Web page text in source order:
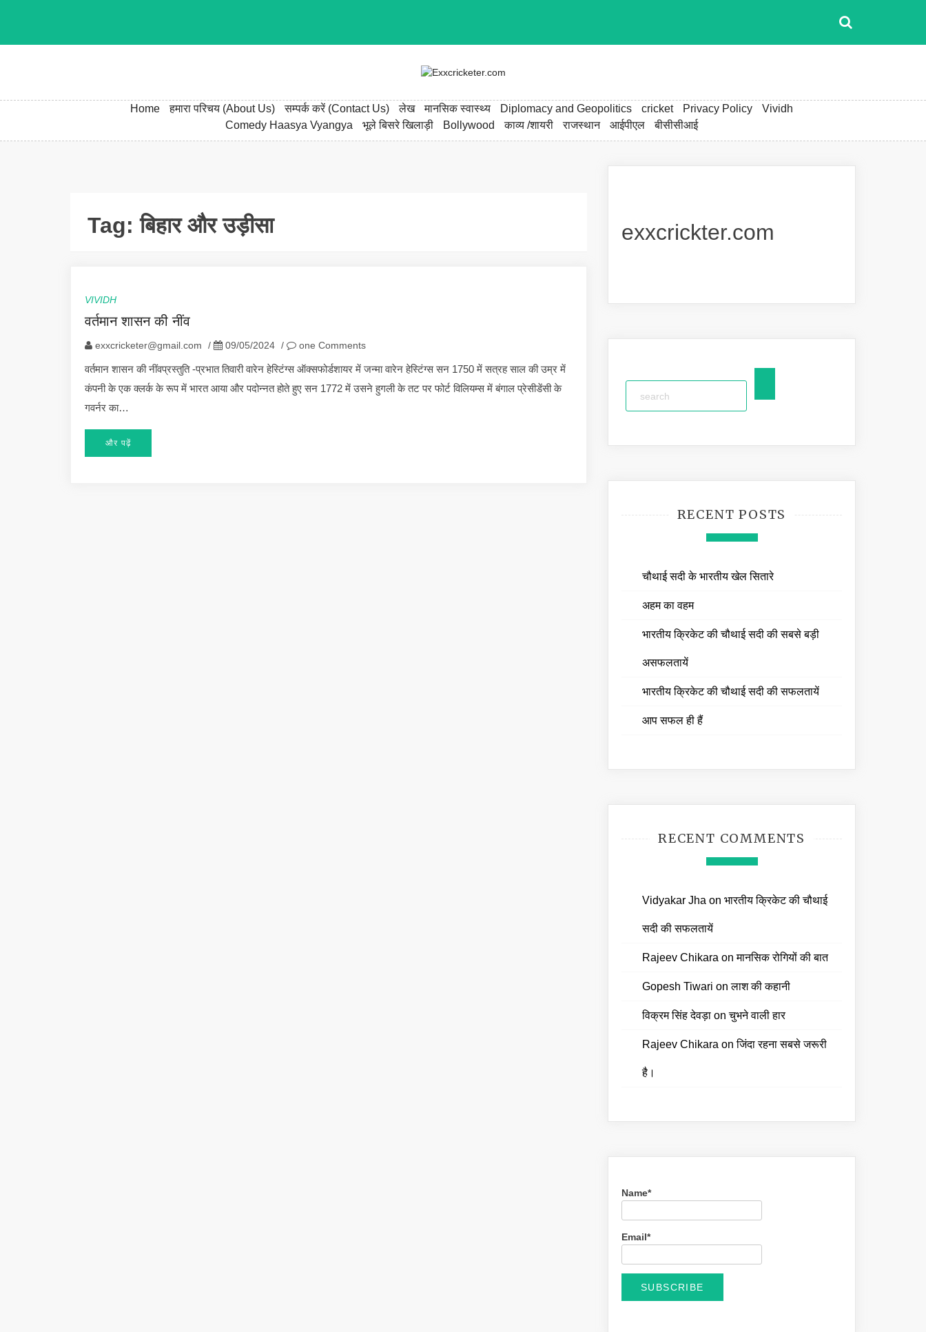
Home हमारा परिचय (About Us) सम्पर्क करें (Contact Us) लेख मानसिक स्वास्थ्य Diplomacy and Geopolitics cricket Privacy Policy
Vividh
Comedy Haasya Vyangya
भूले बिसरे खिलाड़ी Bollywood काव्य /शायरी राजस्थान आईपीएल बीसीसीआई
Tag:बिहार और उड़ीसा
VIVIDH
वर्तमान शासन की नींव
exxcricketer@gmail.com / 09/05/2024 / one Comments
वर्तमान शासन की नींवप्रस्तुति -प्रभात तिवारी वारेन हेस्टिंग्स ऑक्सफोर्डशायर में जन्मा वारेन हेस्टिंग्स सन 1750 में सत्रह साल की उम्र में
कंपनी के एक क्लर्क के रूप में भारत आया और पदोन्नत होते हुए सन 1772 में उसने हुगली के तट पर फोर्ट विलियम्स में बंगाल प्रेसीडेंसी के
गवर्नर का…
और पढ़ें
exxcrickter.com
RECENT POSTS
चौथाई सदी के भारतीय खेल सितारे
अहम का वहम
भारतीय क्रिकेट की चौथाई सदी की सबसे बड़ी
असफलतायें
भारतीय क्रिकेट की चौथाई सदी की सफलतायें
आप सफल ही हैं
RECENT COMMENTS
Vidyakar Jha on भारतीय क्रिकेट की चौथाई
सदी की सफलतायें
Rajeev Chikara onमानसिक रोगियों की बात
Gopesh Tiwari onलाश की कहानी
विक्रम सिंह देवड़ा onचुभने वाली हार
Rajeev Chikara onजिंदा रहना सबसे जरूरी
है।
Name*
Email*